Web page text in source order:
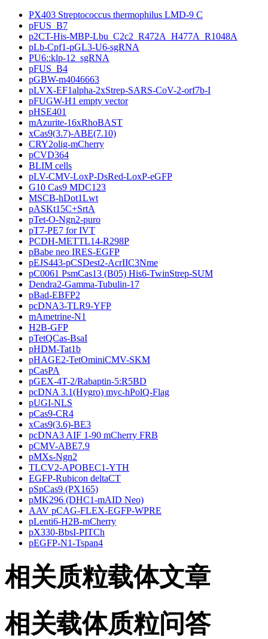
PX403 Streptococcus thermophilus LMD-9 C
pFUS_B7
p2CT-His-MBP-Lbu_C2c2_R472A_H477A_R1048A
pLb-Cpf1-pGL3-U6-sgRNA
PU6::klp-12_sgRNA
pFUS_B4
pGBW-m4046663
pLVX-EF1alpha-2xStrep-SARS-CoV-2-orf7b-I
pFUGW-H1 empty vector
pHSE401
mAzurite-16xRhoBAST
xCas9(3.7)-ABE(7.10)
CRY2olig-mCherry
pCVD364
BLIM cells
pLV-CMV-LoxP-DsRed-LoxP-eGFP
G10 Cas9 MDC123
MSCB-hDot1Lwt
pASKt15C+SrtA
pTet-O-Ngn2-puro
pT7-PE7 for IVT
PCDH-METTL14-R298P
pBabe neo IRES-EGFP
pEJS443-pCSDest2-AcrIIC3Nme
pC0061 PsmCas13 (B05) His6-TwinStrep-SUM
Dendra2-Gamma-Tubulin-17
pBad-EBFP2
pcDNA3-TLR9-YFP
mAmetrine-N1
H2B-GFP
pTetQCas-BsaI
pHDM-Tat1b
pHAGE2-TetOminiCMV-SKM
pCasPA
pGEX-4T-2/Rabaptin-5:R5BD
pcDNA 3.1(Hygro) myc-hPolQ-Flag
pUGI-NLS
pCas9-CR4
xCas9(3.6)-BE3
pcDNA3 AIF 1-90 mCherry FRB
pCMV-ABE7.9
pMXs-Ngn2
TLCV2-APOBEC1-YTH
EGFP-Rubicon deltaCT
pSpCas9 (PX165)
pMK296 (DHC1-mAID Neo)
AAV pCAG-FLEX-EGFP-WPRE
pLenti6-H2B-mCherry
pX330-BbsI-PITCh
pEGFP-N1-Tspan4
相关质粒载体文章
相关载体质粒问答